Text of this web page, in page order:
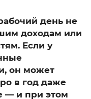
день не
доходам или
Если у
он может
в год даже
— и при этом